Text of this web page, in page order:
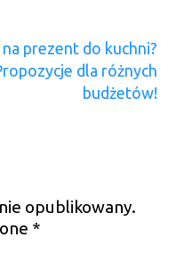
na prezent do kuchni?
dla różnych
budżetów!
opublikowany.
*